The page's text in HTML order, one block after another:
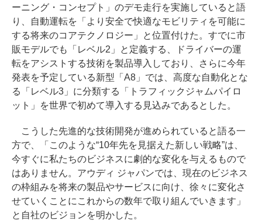
ーニング・コンセプト」のデモ走行を実施していると語
り、自動運転を「より安全で快適なモビリティを可能に
する将来のコアテクノロジー」と位置付けた。すでに市
販モデルでも「レベル2」と定義する、ドライバーの運
転をアシストする技術を製品導入しており、さらに今年
発表を予定している新型「A8」では、高度な自動化とな
る「レベル3」に分類する「トラフィックジャムパイロ
ット」を世界で初めて導入する見込みであるとした。
こうした先進的な技術開発が進められていると語る一
方で、「このような“10年先を見据えた新しい戦略”は、
今すぐに私たちのビジネスに劇的な変化を与えるもので
はありません。アウディ ジャパンでは、現在のビジネス
の枠組みを将来の製品やサービスに向け、徐々に変化さ
せていくことにこれからの数年で取り組んでいきます」
と自社のビジョンを明かした。